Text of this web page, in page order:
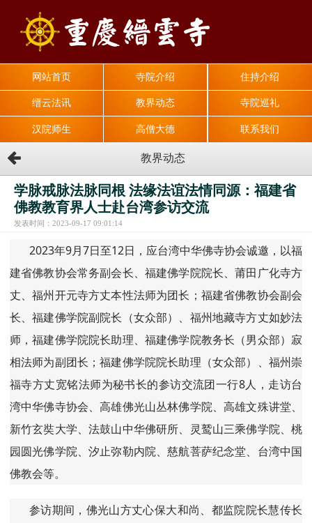
网站首页 寺院介绍 住持介绍
缙云法讯 教界动态 寺院巡礼
汉院师生 高僧大德 联系我们
教界动态
学脉戒脉法脉同根 法缘法谊法情同源：福建省
佛教教育界人士赴台湾参访交流
发表时间：2023-09-17 09:01:14
2023年9月7日至12日，应台湾中华佛寺协会诚邀，以福
建省佛教协会常务副会长、福建佛学院院长、莆田广化寺方
丈、福州开元寺方丈本性法师为团长；福建省佛教协会副会
长、福建佛学院副院长（女众部）、福州地藏寺方丈如妙法
师，福建佛学院院长助理、福建佛学院教务长（男众部）寂
相法师为副团长；福建佛学院院长助理（女众部）、福州崇
福寺方丈宽铭法师为秘书长的参访交流团一行8人，走访台
湾中华佛寺协会、高雄佛光山丛林佛学院、高雄文殊讲堂、
新竹玄奘大学、法鼓山中华佛研所、灵鹫山三乘佛学院、桃
园圆光佛学院、汐止弥勒内院、慈航菩萨纪念堂、台湾中国
佛教会等。
参访期间，佛光山方丈心保大和尚、都监院院长慧传长